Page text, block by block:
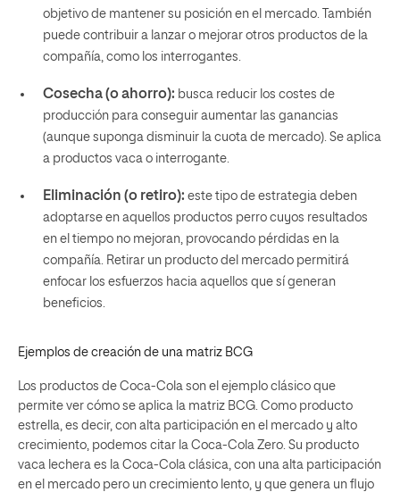
objetivo de mantener su posición en el mercado. También
puede contribuir a lanzar o mejorar otros productos de la
compañía, como los interrogantes.
Cosecha (o ahorro): busca reducir los costes de
producción para conseguir aumentar las ganancias
(aunque suponga disminuir la cuota de mercado). Se aplica
a productos vaca o interrogante.
Eliminación (o retiro): este tipo de estrategia deben
adoptarse en aquellos productos perro cuyos resultados
en el tiempo no mejoran, provocando pérdidas en la
compañía. Retirar un producto del mercado permitirá
enfocar los esfuerzos hacia aquellos que sí generan
beneficios.
Ejemplos de creación de una matriz BCG
Los productos de Coca-Cola son el ejemplo clásico que
permite ver cómo se aplica la matriz BCG. Como producto
estrella, es decir, con alta participación en el mercado y alto
crecimiento, podemos citar la Coca-Cola Zero. Su producto
vaca lechera es la Coca-Cola clásica, con una alta participación
en el mercado pero un crecimiento lento, y que genera un flujo